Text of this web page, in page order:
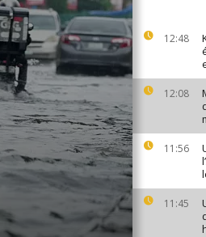
12:48
12:08
11:56
11:45